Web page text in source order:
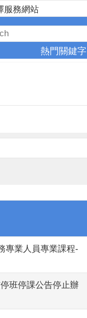
熱門關鍵字
專業人員專業課程-
班停課公告停止辦